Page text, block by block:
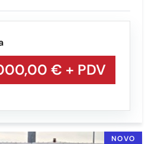
€ + PDV
NOVO